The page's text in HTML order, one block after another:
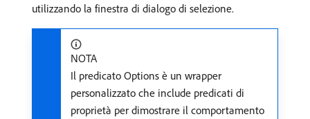
utilizzando la finestra di dialogo di selezione.
NOTA
Il predicato Options è un wrapper
personalizzato che include predicati di
proprietà per dimostrare il comportamento